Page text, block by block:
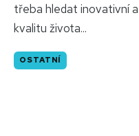
třeba hledat inovativní
kvalitu života...
OSTATNÍ